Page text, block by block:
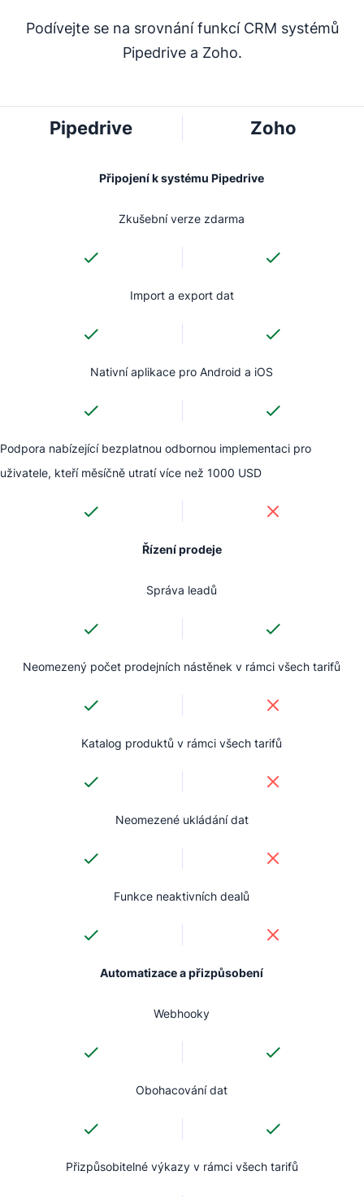
Podívejte se na srovnání funkcí CRM systémů
Pipedrive a Zoho.
Pipedrive Zoho
Připojení k systému Pipedrive
Zkušební verze zdarma
Import a export dat
Nativní aplikace pro Android a iOS
Podpora nabízející bezplatnou odbornou implementaci pro
uživatele, kteří měsíčně utratí více než 1000 USD
Řízení prodeje
Správa leadů
Neomezený počet prodejních nástěnek v rámci všech tarifů
Katalog produktů v rámci všech tarifů
Neomezené ukládání dat
Funkce neaktivních dealů
Automatizace a přizpůsobení
Webhooky
Obohacování dat
Přizpůsobitelné výkazy v rámci všech tarifů